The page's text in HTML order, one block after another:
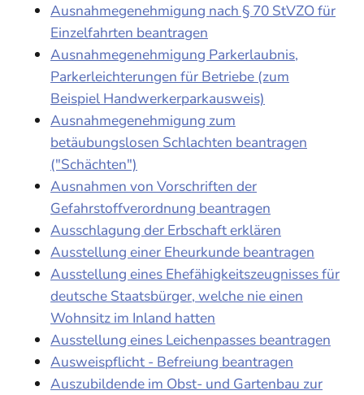
Ausnahmegenehmigung nach § 70 StVZO für
Einzelfahrten beantragen
Ausnahmegenehmigung Parkerlaubnis,
Parkerleichterungen für Betriebe (zum
Beispiel Handwerkerparkausweis)
Ausnahmegenehmigung zum
betäubungslosen Schlachten beantragen
("Schächten")
Ausnahmen von Vorschriften der
Gefahrstoffverordnung beantragen
Ausschlagung der Erbschaft erklären
Ausstellung einer Eheurkunde beantragen
Ausstellung eines Ehefähigkeitszeugnisses für
deutsche Staatsbürger, welche nie einen
Wohnsitz im Inland hatten
Ausstellung eines Leichenpasses beantragen
Ausweispflicht - Befreiung beantragen
Auszubildende im Obst- und Gartenbau zur